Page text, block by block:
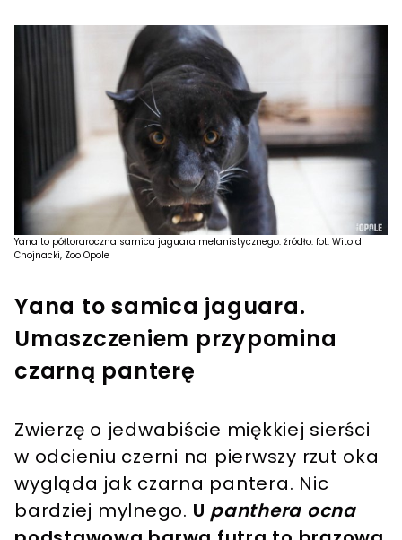
Yana to półtoraroczna samica jaguara melanistycznego. źródło: fot. Witold
Chojnacki, Zoo Opole
Yana to samica jaguara.
Umaszczeniem przypomina
czarną panterę
Zwierzę o jedwabiście miękkiej sierści
w odcieniu czerni na pierwszy rzut oka
wygląda jak czarna pantera. Nic
bardziej mylnego. U panthera ocna